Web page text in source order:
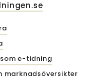
e-tidning
marknadsöversikter